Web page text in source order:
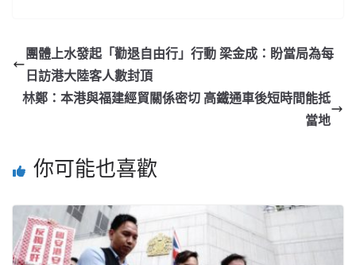
團體上水發起「勸退自由行」行動 梁金成：盼當局為每
日訪港大陸客人數封頂
林鄭：本港與福建經貿關係密切 高鐵通車後短時間能抵
當地
你可能也喜歡